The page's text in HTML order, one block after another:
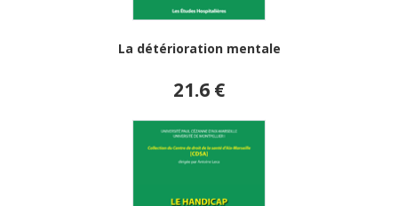
La détérioration mentale
21.6 €